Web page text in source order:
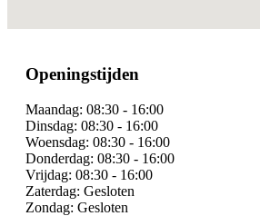
Openingstijden
Maandag: 08:30 - 16:00
Dinsdag: 08:30 - 16:00
Woensdag: 08:30 - 16:00
Donderdag: 08:30 - 16:00
Vrijdag: 08:30 - 16:00
Zaterdag: Gesloten
Zondag: Gesloten